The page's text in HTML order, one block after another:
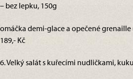
– bez lepku, 150g
omáčka demi-glace a opečené grenaille
189,- Kč
6. Velký salát s kuřecími nudličkami,